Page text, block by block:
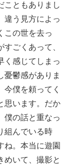
こともありまし
違う見方によっ
この世を去っ
ごくあって、
く感じてしまっ
憂鬱感がありま
今僕を頼ってく
思います。だか
僕の話と重なっ
組んでいる時
ね。本当に遊園
めいて、撮影と